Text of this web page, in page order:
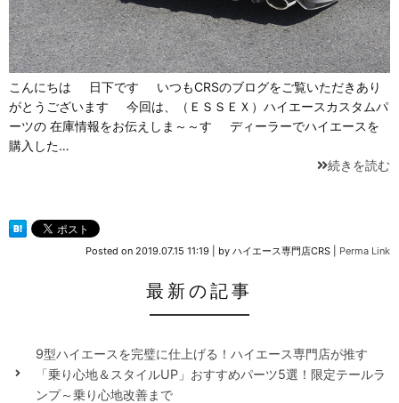
こんにちは 日下です いつもCRSのブログをご覧いただきあり
がとうございます 今回は、（ＥＳＳＥＸ）ハイエースカスタムパ
ーツの 在庫情報をお伝えしま～～す ディーラーでハイエースを
購入した…
続きを読む
Posted on 2019.07.15 11:19 by ハイエース専門店CRS Perma Link
最新の記事
9型ハイエースを完璧に仕上げる！ハイエース専門店が推す
「乗り心地＆スタイルUP」おすすめパーツ5選！限定テールラ
ンプ～乗り心地改善まで